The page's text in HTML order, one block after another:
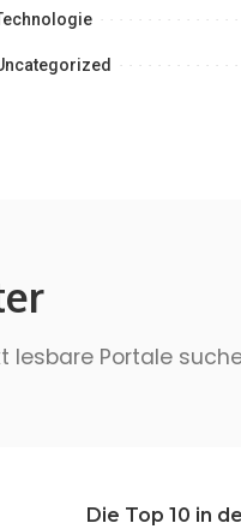
lesbare Portale
Die Top 10 in